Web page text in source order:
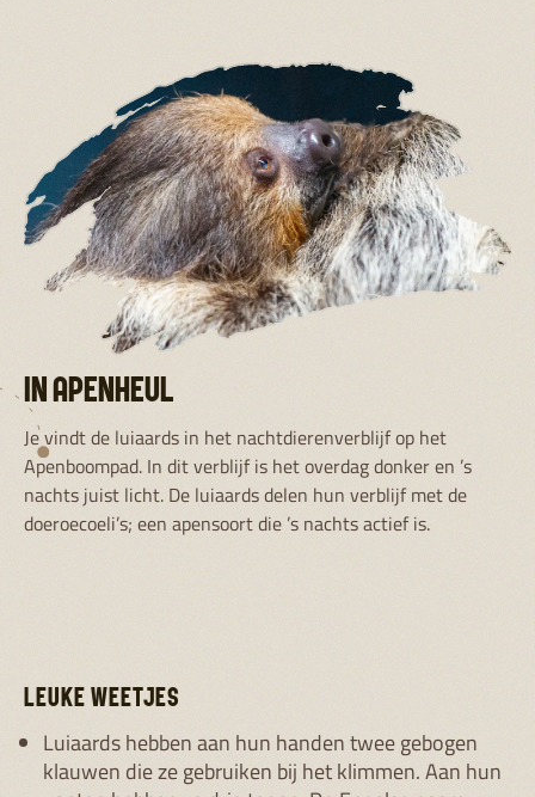
IN APENHEUL
Je vindt de luiaards in het nachtdierenverblijf op het
Apenboompad. In dit verblijf is het overdag donker en ’s
nachts juist licht. De luiaards delen hun verblijf met de
doeroecoeli’s; een apensoort die ’s nachts actief is.
LEUKE WEETJES
Luiaards hebben aan hun handen twee gebogen
klauwen die ze gebruiken bij het klimmen. Aan hun